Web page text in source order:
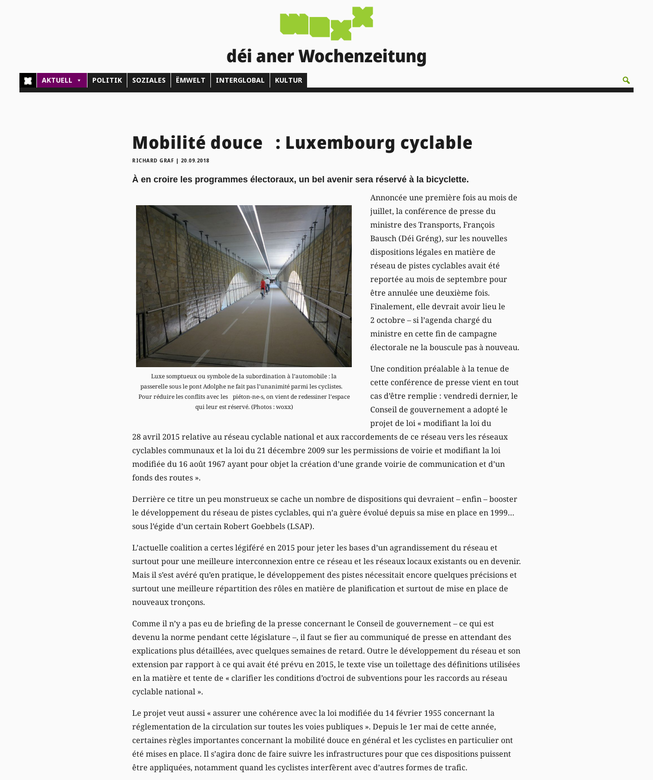
déi aner Wochenzeitung
AKTUELL POLITIK SOZIALES ËMWELT INTERGLOBAL KULTUR
Mobilité douce : Luxembourg cyclable
RICHARD GRAF | 20.09.2018
À en croire les programmes électoraux, un bel avenir sera réservé à la bicyclette.
Luxe somptueux ou symbole de la subordination à l’automobile : la
passerelle sous le pont Adolphe ne fait pas l’unanimité parmi les cyclistes.
Pour réduire les conflits avec les piéton-ne-s, on vient de redessiner l’espace
qui leur est réservé. (Photos : woxx)
Annoncée une première fois au mois de
juillet, la conférence de presse du
ministre des Transports, François
Bausch (Déi Gréng), sur les nouvelles
dispositions légales en matière de
réseau de pistes cyclables avait été
reportée au mois de septembre pour
être annulée une deuxième fois.
Finalement, elle devrait avoir lieu le
2 octobre – si l’agenda chargé du
ministre en cette fin de campagne
électorale ne la bouscule pas à nouveau.
Une condition préalable à la tenue de
cette conférence de presse vient en tout
cas d’être remplie : vendredi dernier, le
Conseil de gouvernement a adopté le
projet de loi « modifiant la loi du
28 avril 2015 relative au réseau cyclable national et aux raccordements de ce réseau vers les réseaux
cyclables communaux et la loi du 21 décembre 2009 sur les permissions de voirie et modifiant la loi
modifiée du 16 août 1967 ayant pour objet la création d’une grande voirie de communication et d’un
fonds des routes ».
Derrière ce titre un peu monstrueux se cache un nombre de dispositions qui devraient – enfin – booster
le développement du réseau de pistes cyclables, qui n’a guère évolué depuis sa mise en place en 1999…
sous l’égide d’un certain Robert Goebbels (LSAP).
L’actuelle coalition a certes légiféré en 2015 pour jeter les bases d’un agrandissement du réseau et
surtout pour une meilleure interconnexion entre ce réseau et les réseaux locaux existants ou en devenir.
Mais il s’est avéré qu’en pratique, le développement des pistes nécessitait encore quelques précisions et
surtout une meilleure répartition des rôles en matière de planification et surtout de mise en place de
nouveaux tronçons.
Comme il n’y a pas eu de briefing de la presse concernant le Conseil de gouvernement – ce qui est
devenu la norme pendant cette législature –, il faut se fier au communiqué de presse en attendant des
explications plus détaillées, avec quelques semaines de retard. Outre le développement du réseau et son
extension par rapport à ce qui avait été prévu en 2015, le texte vise un toilettage des définitions utilisées
en la matière et tente de « clarifier les conditions d’octroi de subventions pour les raccords au réseau
cyclable national ».
Le projet veut aussi « assurer une cohérence avec la loi modifiée du 14 février 1955 concernant la
réglementation de la circulation sur toutes les voies publiques ». Depuis le 1er mai de cette année,
certaines règles importantes concernant la mobilité douce en général et les cyclistes en particulier ont
été mises en place. Il s’agira donc de faire suivre les infrastructures pour que ces dispositions puissent
être appliquées, notamment quand les cyclistes interfèrent avec d’autres formes de trafic.